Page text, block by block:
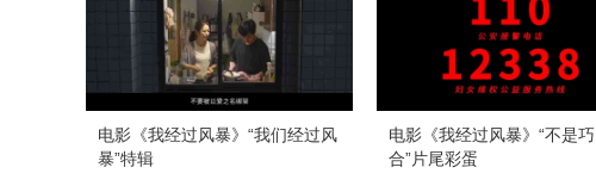
电影《我经过风暴》“我们经过风
暴”特辑
电影《我经过风暴》“不是巧
合”片尾彩蛋